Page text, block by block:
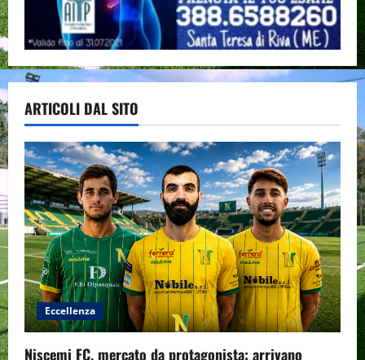
ARTICOLI DAL SITO
Eccellenza
Niscemi FC, mercato da protagonista: arrivano